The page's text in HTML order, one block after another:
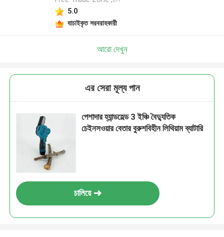
5.0
যাচাইকৃত সরবরাহকারী
আরো দেখুন
এর সেরা মূল্য পান
পেশাদার হ্যান্ডহেল্ড 3 ইঞ্চি বৈদ্যুতিক
চেইনসওয়ার বেতার বুরুশবিহীন লিথিয়াম ব্যাটারি
চালিয়ে